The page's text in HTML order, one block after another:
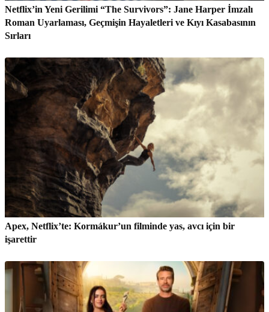
Netflix’in Yeni Gerilimi “The Survivors”: Jane Harper İmzalı
Roman Uyarlaması, Geçmişin Hayaletleri ve Kıyı Kasabasının
Sırları
Apex, Netflix’te: Kormákur’un filminde yas, avcı için bir
işarettir